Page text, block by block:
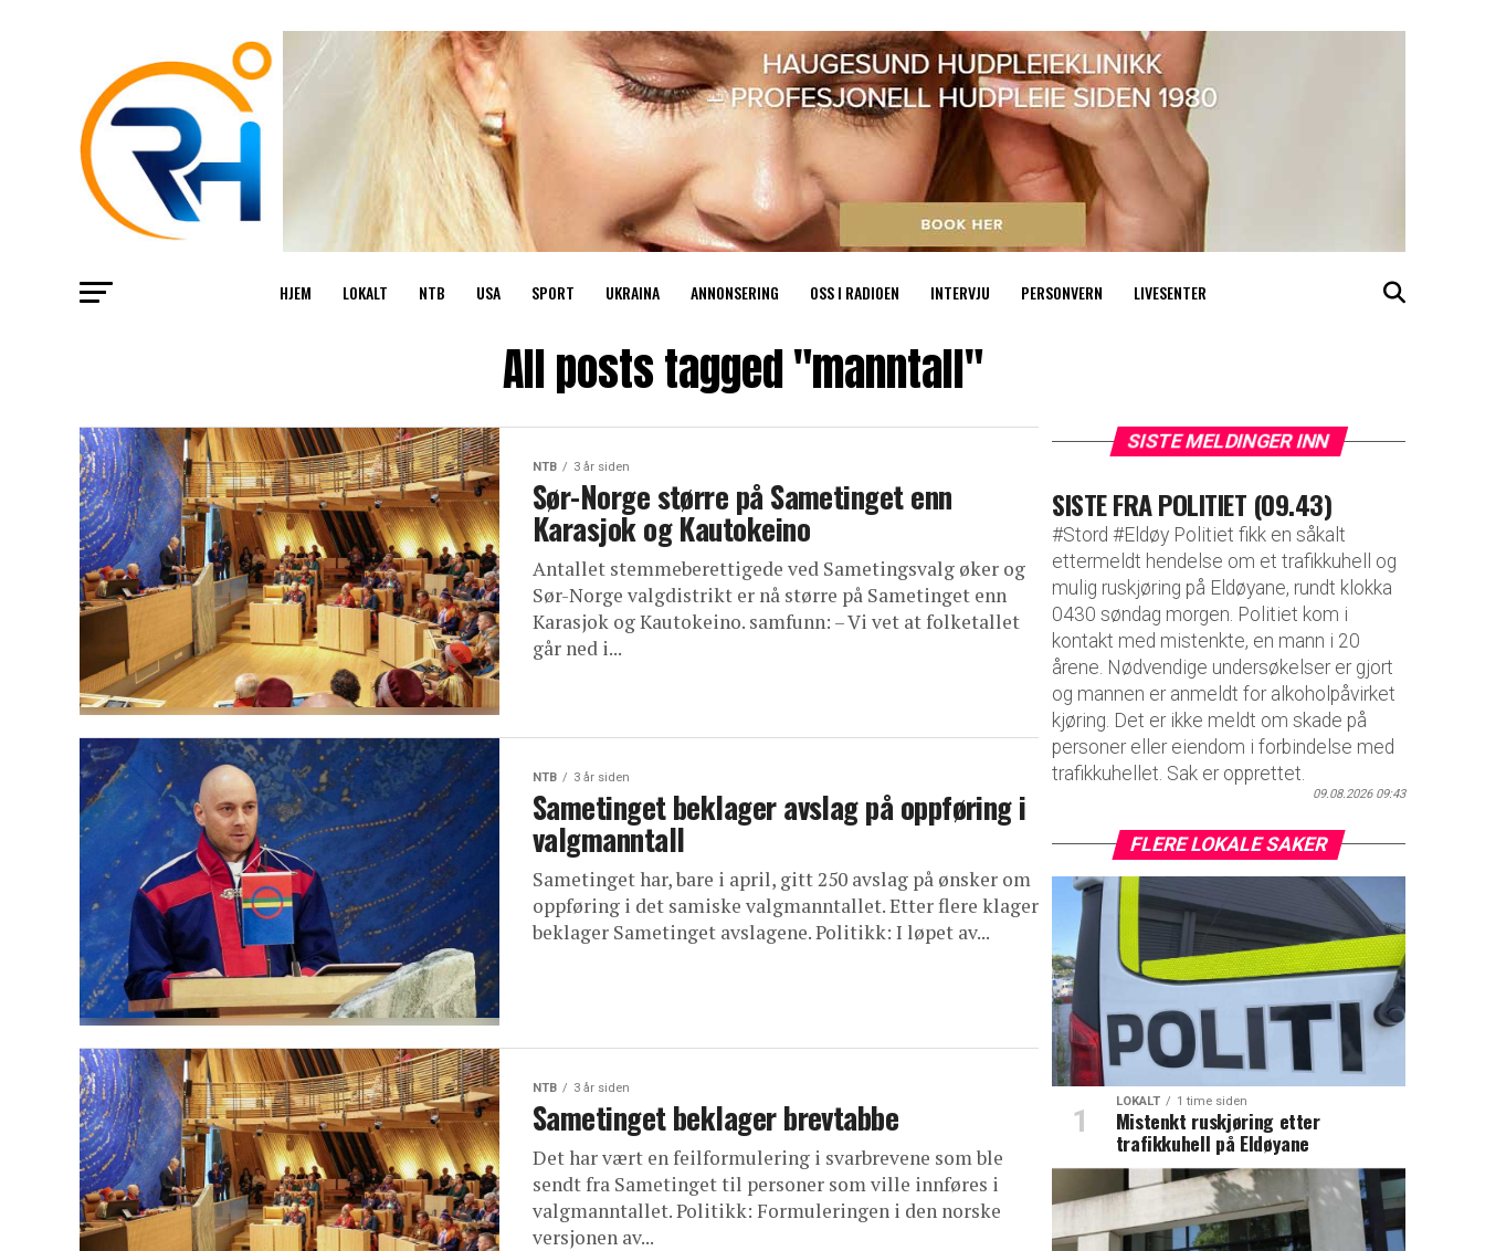
HJEM LOKALT NTB USA SPORT UKRAINA ANNONSERING OSS I RADIOEN INTERVJU PERSONVERN LIVESENTER
All posts tagged "manntall"
NTB 3 år siden
Sør-Norge større på Sametinget enn
Karasjok og Kautokeino
Antallet stemmeberettigede ved Sametingsvalg øker og
Sør-Norge valgdistrikt er nå større på Sametinget enn
Karasjok og Kautokeino. samfunn: – Vi vet at folketallet
går ned i...
NTB 3 år siden
Sametinget beklager avslag på oppføring i
valgmanntall
Sametinget har, bare i april, gitt 250 avslag på ønsker om
oppføring i det samiske valgmanntallet. Etter flere klager
beklager Sametinget avslagene. Politikk: I løpet av...
NTB 3 år siden
Sametinget beklager brevtabbe
Det har vært en feilformulering i svarbrevene som ble
sendt fra Sametinget til personer som ville innføres i
valgmanntallet. Politikk: Formuleringen i den norske
versjonen av...
SISTE MELDINGER INN
SISTE FRA POLITIET (09.43)
#Stord #Eldøy Politiet fikk en såkalt
ettermeldt hendelse om et trafikkuhell og
mulig ruskjøring på Eldøyane, rundt klokka
0430 søndag morgen. Politiet kom i
kontakt med mistenkte, en mann i 20
årene. Nødvendige undersøkelser er gjort
og mannen er anmeldt for alkoholpåvirket
kjøring. Det er ikke meldt om skade på
personer eller eiendom i forbindelse med
trafikkuhellet. Sak er opprettet.
09.08.2026 09:43
FLERE LOKALE SAKER
LOKALT 1 time siden
Mistenkt ruskjøring etter
trafikkuhell på Eldøyane